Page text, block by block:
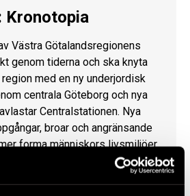
Kronotopia
Västra Götalandsregionens
genom tiderna och ska knyta
med en ny underjordisk
centrala Göteborg och nya
Centralstationen. Nya
broar och angränsande
forma människors livsmiljöer
Byggstart är planerad till
rullar ner i tunneln 2026.